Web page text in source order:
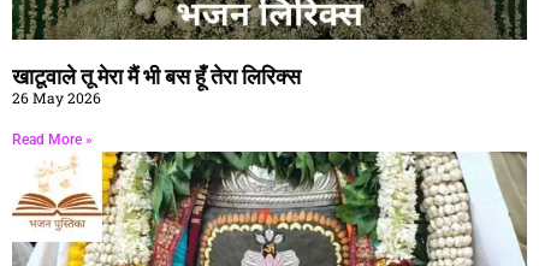
खाटूवाले तू मेरा मैं भी बस हूँ तेरा लिरिक्स
26 May 2026
Read More »